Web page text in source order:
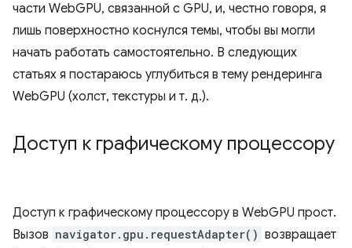
части WebGPU, связанной с GPU, и, честно говоря, я
лишь поверхностно коснулся темы, чтобы вы могли
начать работать самостоятельно. В следующих
статьях я постараюсь углубиться в тему рендеринга
WebGPU (холст, текстуры и т. д.).
Доступ к графическому процессору
Доступ к графическому процессору в WebGPU прост.
Вызов navigator.gpu.requestAdapter() возвращает